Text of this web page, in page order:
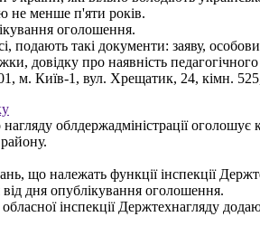
не менше п'яти років.
оголошення.
подають такі документи: заяву,
довідку про наявність
м. Київ-1, вул. Хрещатик, 24, кімн.
облдержадміністрації
що належать функції інспекції
дня опублікування оголошення.
інспекції Держтехнагляду